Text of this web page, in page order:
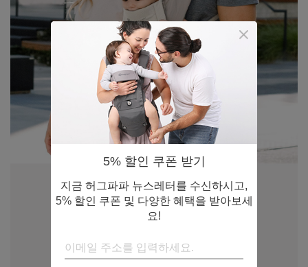
5% 할인 쿠폰 받기
지금 허그파파 뉴스레터를 수신하시고,
5% 할인 쿠폰 및 다양한 혜택을 받아보세
요!